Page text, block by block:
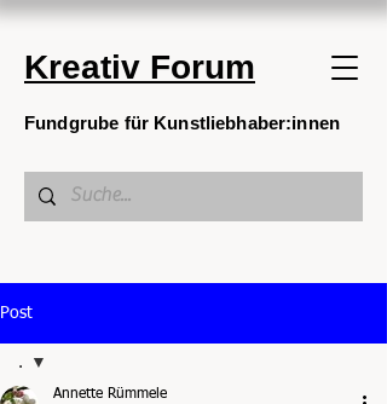
Kreativ Forum
Fundgrube für Kunstliebhaber:innen
Post
.
Annette Rümmele